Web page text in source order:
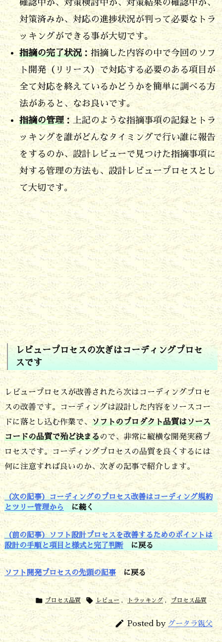
確認中か、対策検討中か、対策結果の確認中か、
対策済みか、対応の進捗状況が判って必要なトラ
ッキングができる事が大切です。
指摘の完了状況 ：指摘した内容の中で今回のソフ
ト開発（リリース）で対応する必要のある項目が
全て対応を終えているかどうかを簡単に調べる方
法があると、なお良いです。
指摘の管理 ：上記のような指摘事項の記録とトラ
ッキングを誰がどんなタイミングで行い誰に報告
をするのか、設計レビューで見つけた指摘事項に
対する管理の方法も、設計レビュープロセスとし
て大切です。
レビュープロセスの次ぎはコーディングプロセ
スです
レビュープロセスが改善されたら次はコーディングプロセ
スの改善です。コーディングは設計した内容をソースコー
ドに落とし込む作業で、 ソフトのプロダクト品質はソース
コードの品質で殆ど決まるので、非常に縦横な開発実務プ
ロセスです。コーディングプロセスの品質を良くするには
何に注意すれば良いのか、次ぎの記事で紹介します。
（次の記事）コーディングのプロセス改善はコーディング規約
とツリー管理から
に続く
（前の記事）ソフト設計プロセスを改善するためのポイントは
設計の手順と項目と様式と完了判断 に戻る
ソフト開発プロセスの先頭の記事に戻る
 プロセス品質  レビュー , トラッキング , プロセス品質
 Posted by グータラ親父